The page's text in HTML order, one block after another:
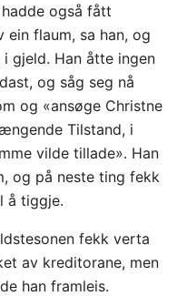
også fått
flaum, sa han, og
gjeld. Han åtte ingen
og såg seg nå
og «ansøge Christne
Tilstand, i
vilde tillade». Han
og på neste ting fekk
å tiggje.
fekk verta
av kreditorane, men
han framleis.